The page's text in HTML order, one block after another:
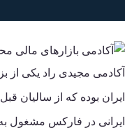
آکادمی مجیدی راد یکی از
ایران بوده که از سالیان
ایرانی در فارکس مشغول